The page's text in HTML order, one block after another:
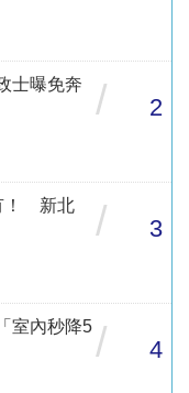
士曝免奔
/ 2
！ 新北
/ 3
室內秒降5 / 4